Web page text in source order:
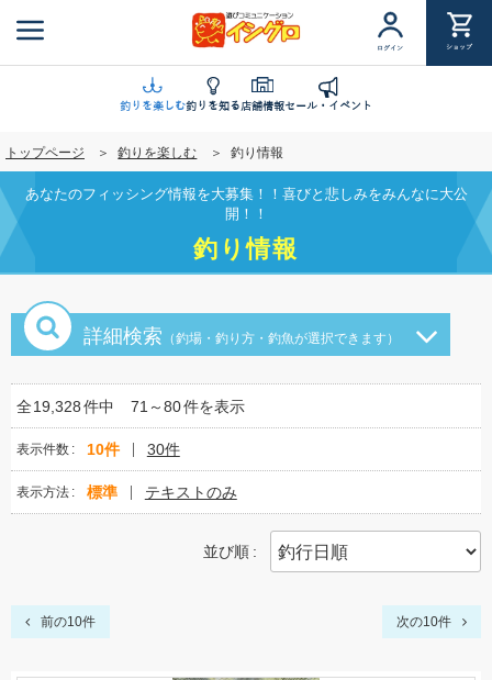
ン
に
移
動
ログイン ショップ
釣りを楽しむ釣りを知る店舗情報セール・イベント
トップページ 釣りを楽しむ 釣り情報
あなたのフィッシング情報を大募集！！喜びと悲しみをみんなに大公
開！！
釣り情報
詳細検索 （釣場・釣り方・釣魚が選択できます）
全19,328件中 71～80件を表示
表示件数 10件 30件
表示方法 標準 テキストのみ
並び順
前の10件 次の10件